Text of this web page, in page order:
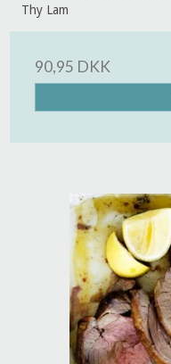
Thy Lam
90,95 DKK